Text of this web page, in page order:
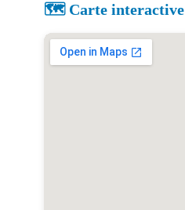
🗺️ Carte interactive